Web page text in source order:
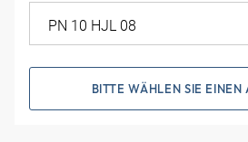
BITTE WÄHLEN SIE EINEN